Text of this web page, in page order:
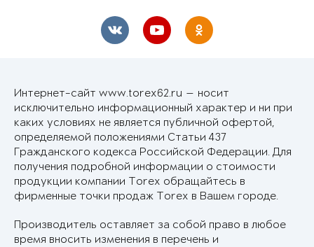
Интернет-сайт www.torex62.ru — носит
исключительно информационный характер и ни при
каких условиях не является публичной офертой,
определяемой положениями Статьи 437
Гражданского кодекса Российской Федерации. Для
получения подробной информации о стоимости
продукции компании Torex обращайтесь в
фирменные точки продаж Torex в Вашем городе.
Производитель оставляет за собой право в любое
время вносить изменения в перечень и